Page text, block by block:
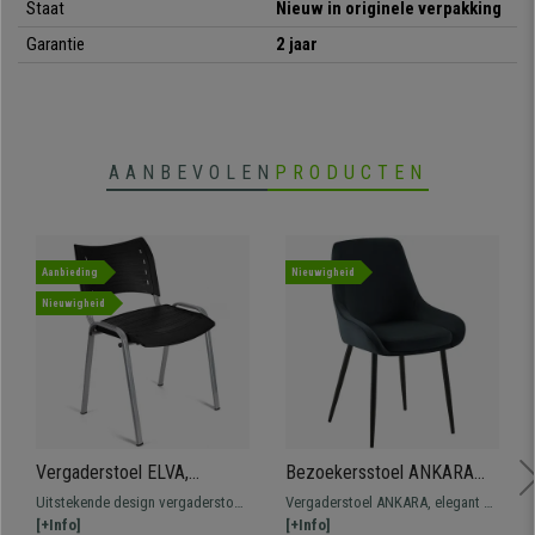
Staat
Nieuw in originele verpakking
Garantie
2 jaar
AANBEVOLEN PRODUCTEN
Aanbieding
Nieuwigheid
Vergaderstoel ELVA,
Stapelbaar en Praktisch,
Hoge Kwaliteit, Kleur Zwart
Uitstekende design vergaderstoel
ELVA. Het perfecte model voor wie
[+Info]
Nieuwigheid
Bezoekersstoel ANKARA
FLUWEEL, Stevig en
Comfortabel, Zwarte Poten,
Vergaderstoel ANKARA, elegant en
stevig design, ideaal voor uw
[+Info]